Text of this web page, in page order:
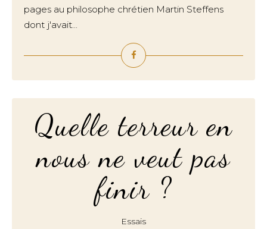
pages au philosophe chrétien Martin Steffens
dont j'avait...
Quelle terreur en
nous ne veut pas
finir ?
Essais